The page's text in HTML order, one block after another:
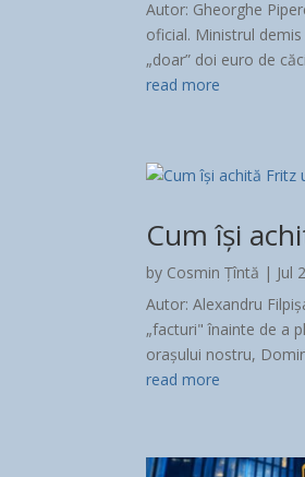
Autor: Gheorghe
oficial. Ministrul
„doar” doi euro de
read more
Cum își
by Cosmin Țîntă | Jul
Autor: Alexandru
„facturi" înainte de a
orașului nostru,
read more